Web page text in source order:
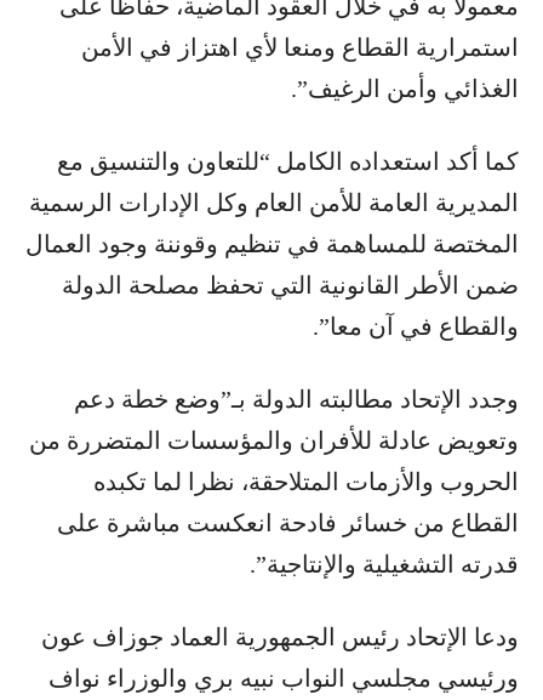
معمولا به في خلال العقود الماضية، حفاظا على
استمرارية القطاع ومنعا لأي اهتزاز في الأمن
الغذائي وأمن الرغيف”.
كما أكد استعداده الكامل “للتعاون والتنسيق مع
المديرية العامة للأمن العام وكل الإدارات الرسمية
المختصة للمساهمة في تنظيم وقوننة وجود العمال
ضمن الأطر القانونية التي تحفظ مصلحة الدولة
والقطاع في آن معا”.
وجدد الإتحاد مطالبته الدولة بـ”وضع خطة دعم
وتعويض عادلة للأفران والمؤسسات المتضررة من
الحروب والأزمات المتلاحقة، نظرا لما تكبده
القطاع من خسائر فادحة انعكست مباشرة على
قدرته التشغيلية والإنتاجية”.
ودعا الإتحاد رئيس الجمهورية العماد جوزاف عون
ورئيسي مجلسي النواب نبيه بري والوزراء نواف